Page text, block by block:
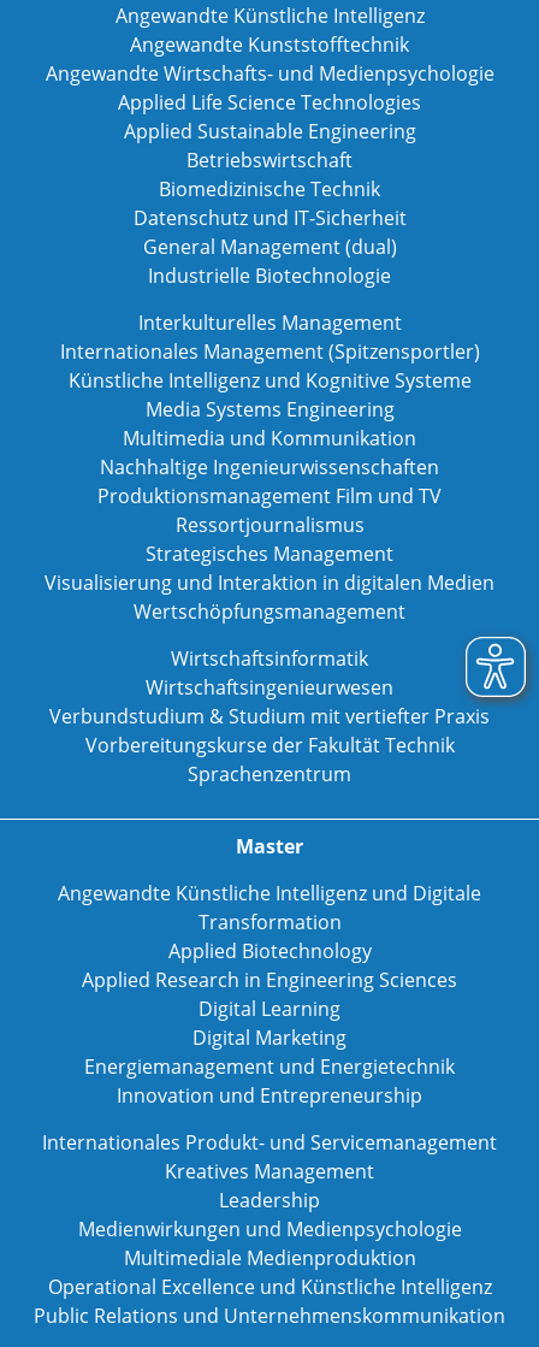
Angewandte Künstliche Intelligenz
Angewandte Kunststofftechnik
Angewandte Wirtschafts- und Medienpsychologie
Applied Life Science Technologies
Applied Sustainable Engineering
Betriebswirtschaft
Biomedizinische Technik
Datenschutz und IT-Sicherheit
General Management (dual)
Industrielle Biotechnologie
Interkulturelles Management
Internationales Management (Spitzensportler)
Künstliche Intelligenz und Kognitive Systeme
Media Systems Engineering
Multimedia und Kommunikation
Nachhaltige Ingenieurwissenschaften
Produktionsmanagement Film und TV
Ressortjournalismus
Strategisches Management
Visualisierung und Interaktion in digitalen Medien
Wertschöpfungsmanagement
Wirtschaftsinformatik
Wirtschaftsingenieurwesen
Verbundstudium & Studium mit vertiefter Praxis
Vorbereitungskurse der Fakultät Technik
Sprachenzentrum
Master
Angewandte Künstliche Intelligenz und Digitale
Transformation
Applied Biotechnology
Applied Research in Engineering Sciences
Digital Learning
Digital Marketing
Energiemanagement und Energietechnik
Innovation und Entrepreneurship
Internationales Produkt- und Servicemanagement
Kreatives Management
Leadership
Medienwirkungen und Medienpsychologie
Multimediale Medienproduktion
Operational Excellence und Künstliche Intelligenz
Public Relations und Unternehmenskommunikation